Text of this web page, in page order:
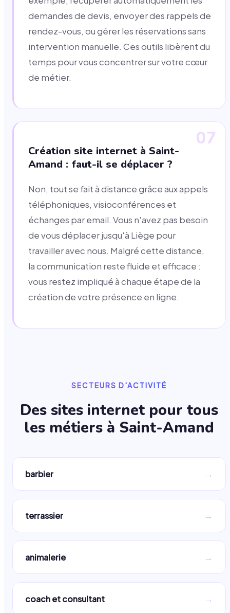
demandes de devis, envoyer des rappels de
rendez-vous, ou gérer les réservations sans
intervention manuelle. Ces outils libèrent du
temps pour vous concentrer sur votre cœur
de métier.
07
Création site internet à Saint-
Amand : faut-il se déplacer ?
Non, tout se fait à distance grâce aux appels
téléphoniques, visioconférences et
échanges par email. Vous n'avez pas besoin
de vous déplacer jusqu'à Liège pour
travailler avec nous. Malgré cette distance,
la communication reste fluide et efficace :
vous restez impliqué à chaque étape de la
création de votre présence en ligne.
SECTEURS D'ACTIVITÉ
Des sites internet pour tous
les métiers à Saint-Amand
barbier →
terrassier →
animalerie →
coach et consultant →